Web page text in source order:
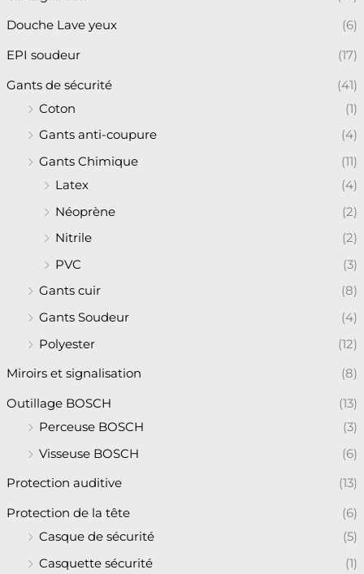
Douche Lave yeux (6)
EPI soudeur (17)
Gants de sécurité
(41)
Coton
(1)
Gants anti-coupure
(4)
Gants Chimique
(11)
Latex
(4)
Néoprène
(2)
Nitrile
(2)
PVC
(3)
Gants cuir
(8)
Gants Soudeur
(4)
Polyester
(12)
Miroirs et signalisation (8)
Outillage BOSCH
(13)
Perceuse BOSCH
(3)
Visseuse BOSCH
(6)
Protection auditive (13)
Protection de la tête
(6)
Casque de sécurité
(5)
Casquette sécurité
(1)